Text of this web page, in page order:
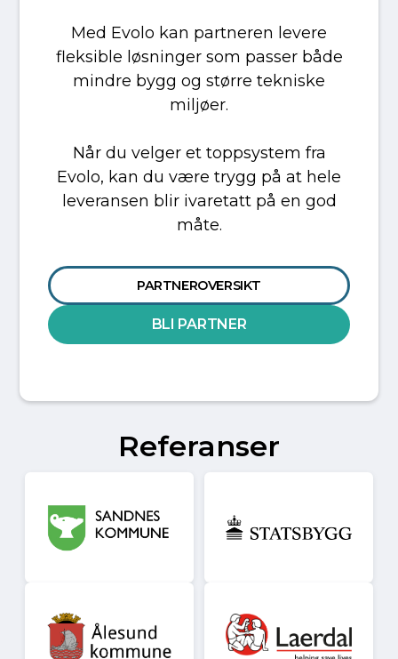
Med Evolo kan partneren levere
fleksible løsninger som passer både
mindre bygg og større tekniske
miljøer.
Når du velger et toppsystem fra
Evolo, kan du være trygg på at hele
leveransen blir ivaretatt på en god
måte.
PARTNEROVERSIKT
BLI PARTNER
Referanser